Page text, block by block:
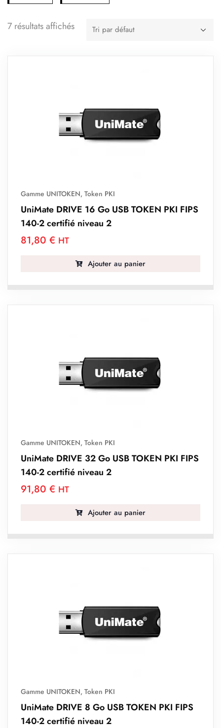
7 résultats affichés
Gamme UNITOKEN, Token PKI
UniMate DRIVE 16 Go USB TOKEN PKI FIPS
140-2 certifié niveau 2
81,80 € HT
Ajouter au panier
Gamme UNITOKEN, Token PKI
UniMate DRIVE 32 Go USB TOKEN PKI FIPS
140-2 certifié niveau 2
91,80 € HT
Ajouter au panier
Gamme UNITOKEN, Token PKI
UniMate DRIVE 8 Go USB TOKEN PKI FIPS
140-2 certifié niveau 2